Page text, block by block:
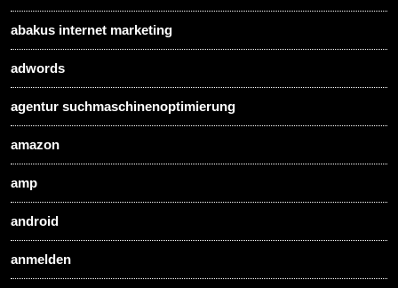
abakus internet marketing
adwords
agentur suchmaschinenoptimierung
amazon
amp
android
anmelden